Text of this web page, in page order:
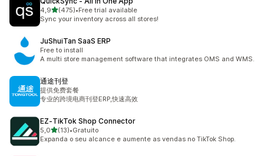
4,9de 5 estrelas
(475)
475 total de avaliações
•Free trial available
Sync your inventory across all stores!
JuShuiTan SaaS ERP
Free to install
A multi store management software that integrates OMS and WMS.
通途刊登
提供免费套餐
专业的跨境电商刊登ERP,快速高效
EZ‑TikTok Shop Connector
5,0de 5 estrelas
(13)
13 total de avaliações
•Gratuito
Expanda o seu alcance e aumente as vendas no TikTok Shop.